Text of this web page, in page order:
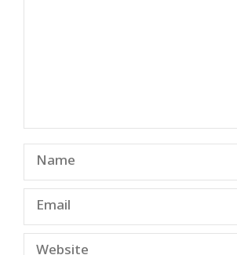
Name
Email
Website